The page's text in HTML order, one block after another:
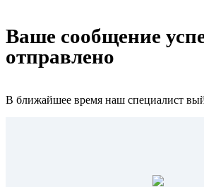
Ваше сообщение
отправлено
В ближайшее время наш специалист